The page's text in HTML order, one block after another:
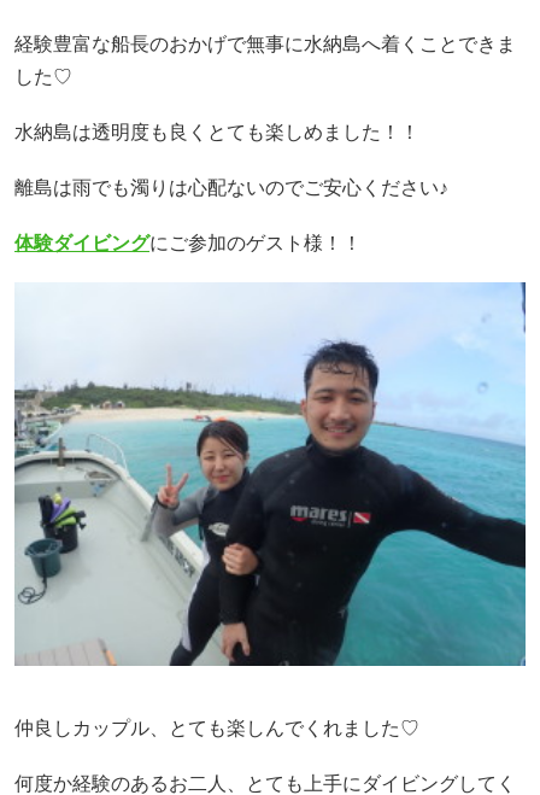
経験豊富な船長のおかげで無事に水納島へ着くことできま
した♡
水納島は透明度も良くとても楽しめました！！
離島は雨でも濁りは心配ないのでご安心ください♪
体験ダイビングにご参加のゲスト様！！
仲良しカップル、とても楽しんでくれました♡
何度か経験のあるお二人、とても上手にダイビングしてく